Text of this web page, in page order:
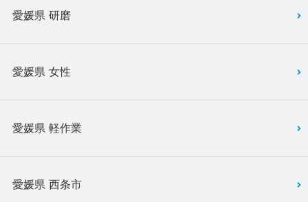
愛媛県 研磨
愛媛県 女性
愛媛県 軽作業
愛媛県 西条市